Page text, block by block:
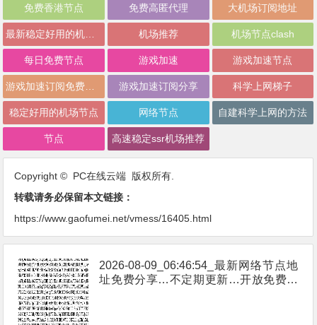
免费香港节点 免费高匿代理 大机场订阅地址
机场推荐 机场节点clash
每日免费节点 游戏加速 游戏加速节点
游戏加速订阅分享 科学上网梯子
稳定好用的机场节点 网络节点 自建科学上网的方法
节点 高速稳定ssr机场推荐
Copyright © PC在线云端 版权所有.
转载请务必保留本文链接：
https://www.gaofumei.net/vmess/16405.html
2026-08-09_06:46:54_最新网络节点地
址免费分享…不定期更新…开放免费分